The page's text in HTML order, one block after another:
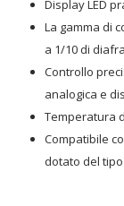
Display LED
La gamma di
a 1/10 di
Controllo
analogica e
Temperatura
Compatibile
dotato del